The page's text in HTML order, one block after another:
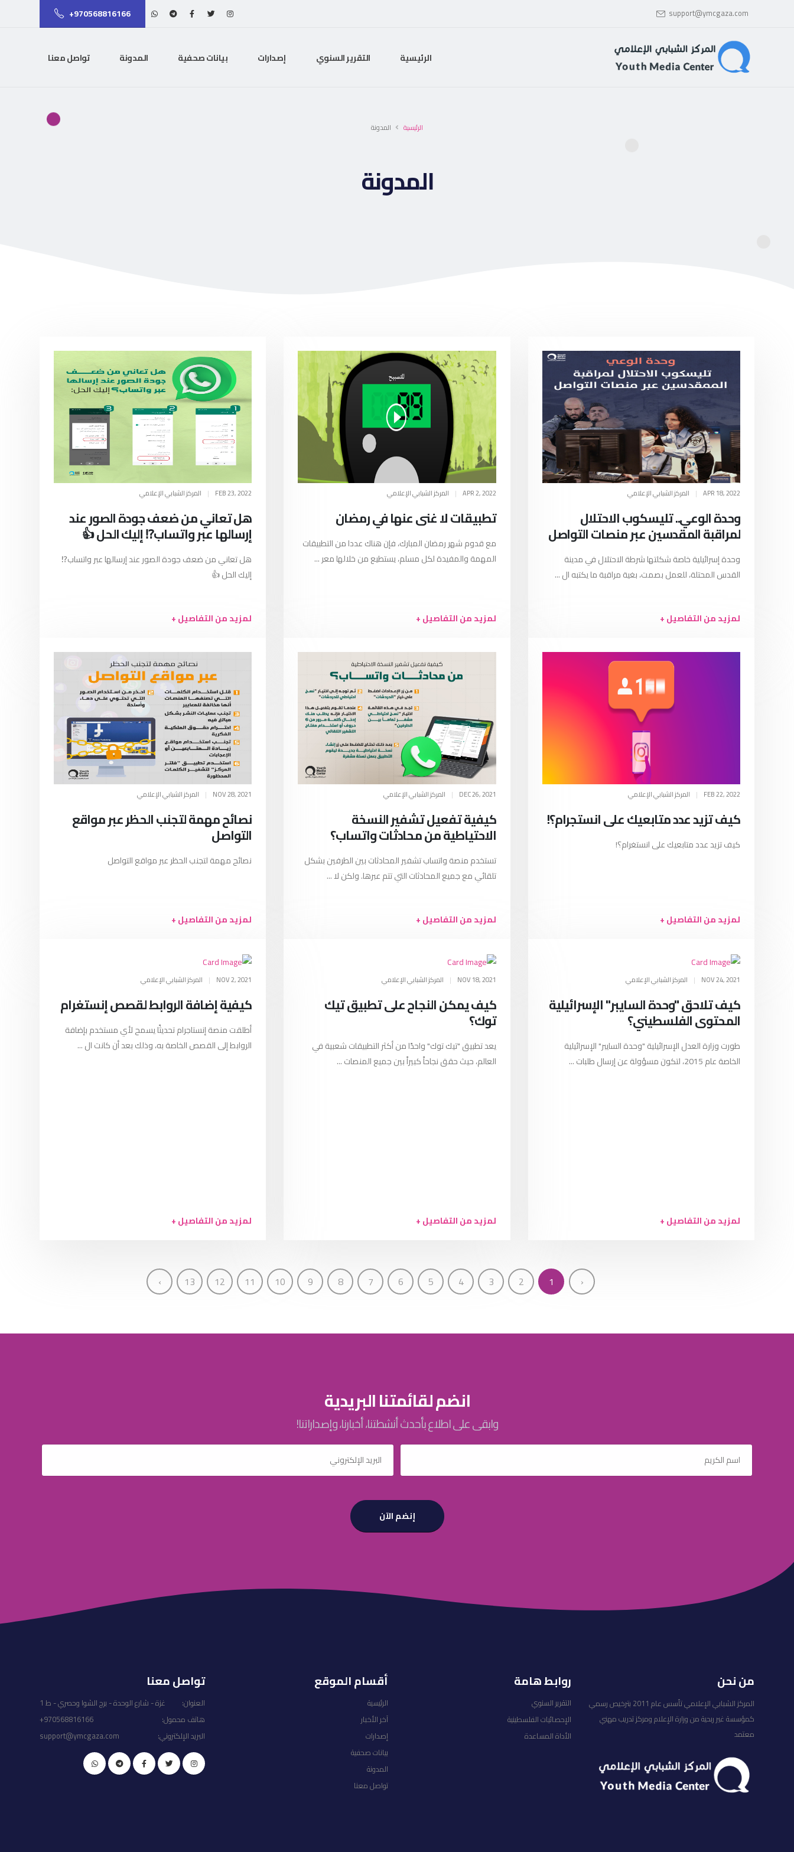
support@ymcgaza.com
+970568816166
الرئيسية التقرير السنوي إصدارات بيانات صحفية المدونة تواصل معنا
الرئيسية المدونة
المدونة
APR 18, 2022
| المركز الشبابي الإعلامي
وحدة الوعي.. تليسكوب الاحتلال
لمراقبة المقدسين عبر منصات التواصل
وحدة إسرائيلية خاصة شكلتها شرطة الاحتلال في مدينة
القدس المحتلة، للعمل بصمت، بغية مراقبة ما يكتبه ال ...
لمزيد من التفاصيل +
APR 2, 2022
| المركز الشبابي الإعلامي
تطبيقات لا غنى عنها في رمضان
مع قدوم شهر رمضان المبارك، فإن هناك عددا من التطبيقات
المهمة والمفيدة لكل مسلم، يستطيع من خلالها معر ...
لمزيد من التفاصيل +
FEB 23, 2022
| المركز الشبابي الإعلامي
هل تعاني من ضعف جودة الصور عند
إرسالها عبر واتساب⁉️ إليك الحل 👍
هل تعاني من ضعف جودة الصور عند إرسالها عبر واتساب⁉️
إليك الحل 👍
لمزيد من التفاصيل +
FEB 22, 2022
| المركز الشبابي الإعلامي
كيف تزيد عدد متابعيك على انستجرام؟!
كيف تزيد عدد متابعيك على انستغرام؟!
لمزيد من التفاصيل +
DEC 26, 2021
| المركز الشبابي الإعلامي
كيفية تفعيل تشفير النسخة
الاحتياطية من محادثات واتساب؟
تستخدم منصة واتساب تشفير المحادثات بين الطرفين بشكل
تلقائي مع جميع المحادثات التي تتم عبرها. ولكن لا ...
لمزيد من التفاصيل +
NOV 28, 2021
| المركز الشبابي الإعلامي
نصائح مهمة لتجنب الحظر عبر مواقع
التواصل
نصائح مهمة لتجنب الحظر عبر مواقع التواصل
لمزيد من التفاصيل +
NOV 24, 2021
| المركز الشبابي الإعلامي
كيف تلاحق "وحدة السايبر" الإسرائيلية
المحتوى الفلسطيني؟
طورت وزارة العدل الإسرائيلية "وحدة السايبر" الإسرائيلية
الخاصة عام 2015، لتكون مسؤولة عن إرسال طلبات ...
لمزيد من التفاصيل +
NOV 18, 2021
| المركز الشبابي الإعلامي
كيف يمكن النجاح على تطبيق تيك
توك؟
يعد تطبيق "تيك توك" واحدًا من أكثر التطبيقات شعبية في
العالم، حيث حقق نجاحاً كبيراً بين جميع المنصات ...
لمزيد من التفاصيل +
NOV 2, 2021
| المركز الشبابي الإعلامي
كيفية إضافة الروابط لقصص إنستغرام
أطلقت منصة إنستاجرام تحديثًا يسمح لأي مستخدم بإضافة
الروابط إلى القصص الخاصة به، وذلك بعد أن كانت ال ...
لمزيد من التفاصيل +
‹
1
2
3
4
5
6
7
8
9
10
11
12
13
›
انضم لقائمتنا البريدية
وابقى على اطلاع بأحدث أنشطتنا، أخبارنا، وإصداراتنا!
إنضم الآن
من نحن
المركز الشبابي الإعلامي تأسس عام 2011 بترخيص رسمي
كمؤسسة غير ربحية من وزارة الإعلام ومركز تدريب مهني
معتمد
روابط هامة
التقرير السنوي
الإحصائيات الفلسطينية
الأداة المساعدة
أقسام الموقع
الرئيسية
آخر الأخبار
إصدارات
بيانات صحفية
المدونة
تواصل معنا
تواصل معنا
العنوان:
غزة - شارع الوحدة - برج الشوا وحصري - ط 1
هاتف محمول:
+970568816166
البريد الإلكتروني:
support@ymcgaza.com